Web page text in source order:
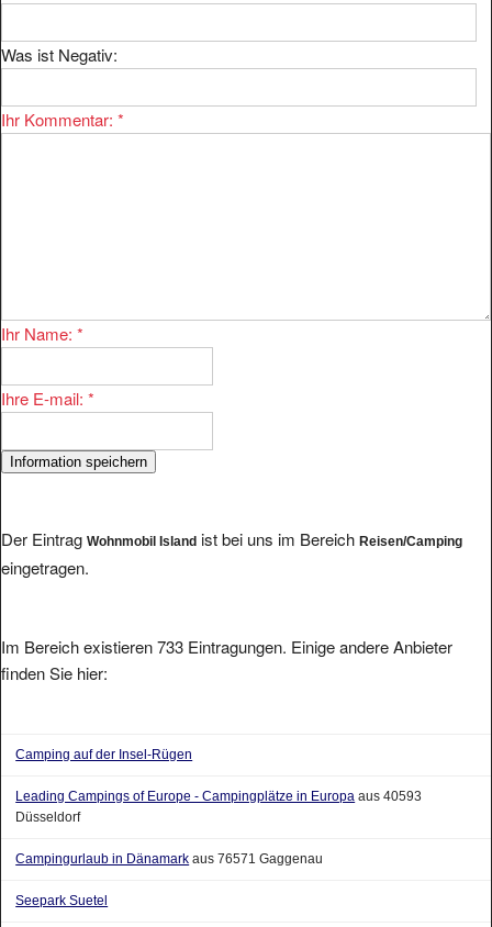
Was ist Negativ:
Ihr Kommentar: *
Ihr Name: *
Ihre E-mail: *
Der Eintrag Wohnmobil Island ist bei uns im Bereich Reisen/Camping
eingetragen.
Im Bereich existieren 733 Eintragungen. Einige andere Anbieter
finden Sie hier:
Camping auf der Insel-Rügen
Leading Campings of Europe - Campingplätze in Europa aus 40593
Düsseldorf
Campingurlaub in Dänamark aus 76571 Gaggenau
Seepark Suetel